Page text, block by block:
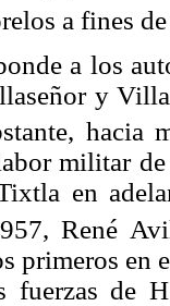
a fines
a los
y
hacia
militar
en
René
primeros en
fuerzas de